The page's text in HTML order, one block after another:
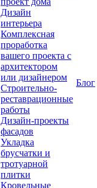
Дизайн
интерьера
Комплексная
проработка
вашего проекта с
архитектором
или дизайнером
Строительно-
реставрационные
работы
Дизайн-проекты
фасадов
Укладка
брусчатки и
тротуарной
плитки
Кровельные
Блог